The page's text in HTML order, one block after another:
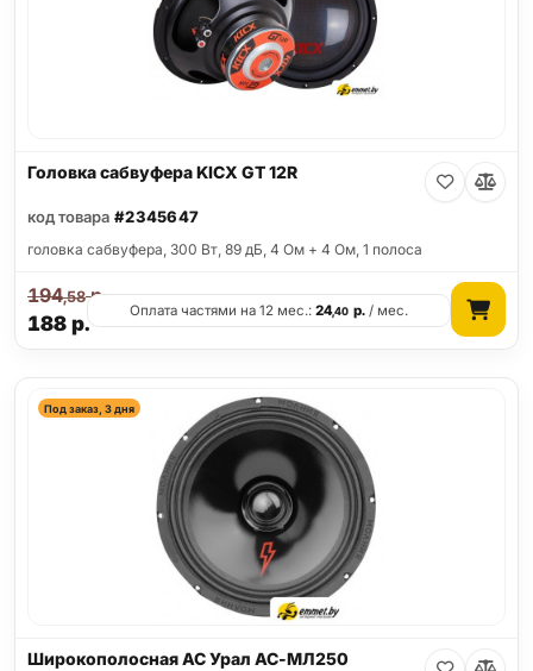
Головка сабвуфера KICX GT 12R
код товара #2345647
головка сабвуфера, 300 Вт, 89 дБ, 4 Ом + 4 Ом, 1 полоса
188р.
194,58р.
Оплата частями на 12 мес.:24,40 р./ мес.
Под заказ, 3 дня
Широкополосная АС Урал АС-МЛ250